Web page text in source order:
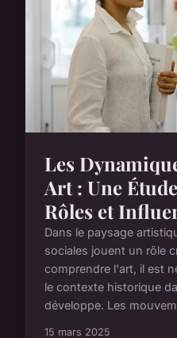
Les
Art : Une
Rôles et
Dans le paysage
sociales jouent un rôle
comprendre l'art, il est
le contexte historique
développe. Les
15 mars 2025